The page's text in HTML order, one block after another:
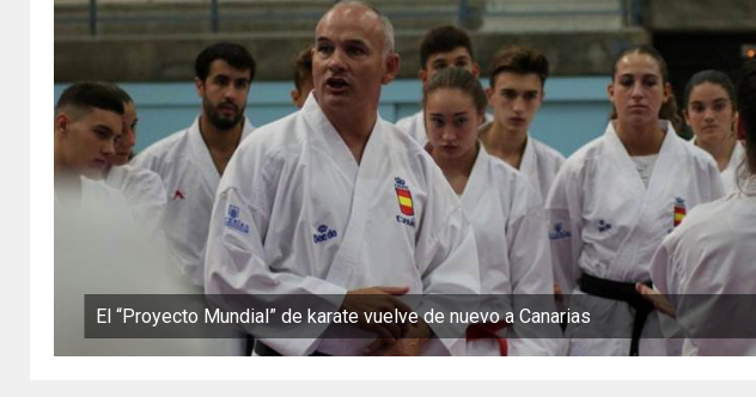
El “Proyecto Mundial” de karate vuelve de nuevo a Canarias